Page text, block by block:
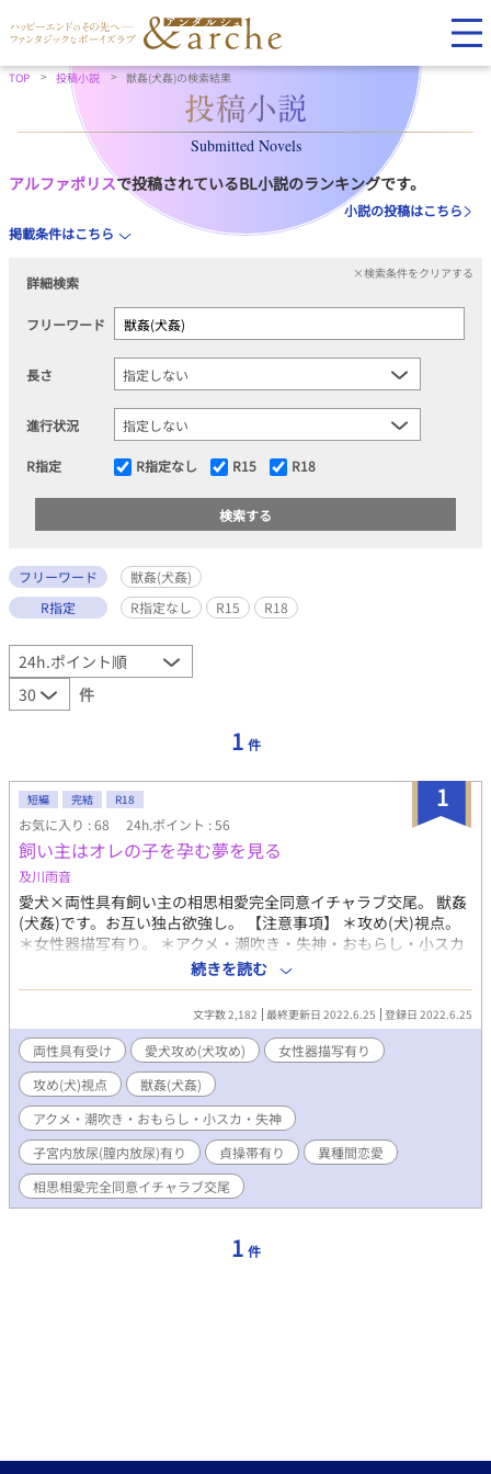
TOP 投稿小説 獣姦(犬姦)の検索結果
Submitted Novels
アルファポリスで投稿されているBL小説のランキングです。
小説の投稿はこちら
掲載条件はこちら
詳細検索
×検索条件をクリアする
フリーワード
長さ
進行状況
R指定 R指定なし R15 R18
フリーワード
獣姦(犬姦)
R指定
R指定なし R15 R18
件
1 件
1
短編 完結 R18
お気に入り : 68 24h.ポイント : 56
飼い主はオレの子を孕む夢を見る
及川雨音
愛犬×両性具有飼い主の相思相愛完全同意イチャラブ交尾。 獣姦
(犬姦)です。お互い独占欲強し。 【注意事項】 ＊攻め(犬)視点。
＊女性器描写有り。 ＊アクメ・潮吹き・失神・おもらし・小スカ
有り。 ＊子宮内放尿(膣内放尿)有り。 ＊貞操帯有り。 ＊異種間恋
愛
続きを読む
文字数 2,182 最終更新日 2022.6.25 登録日 2022.6.25
両性具有受け 愛犬攻め(犬攻め)
女性器描写有り
攻め(犬)視点
獣姦(犬姦)
アクメ・潮吹き・おもらし・小スカ・失神
子宮内放尿(膣内放尿)有り
貞操帯有り
異種間恋愛
相思相愛完全同意イチャラブ交尾
1 件